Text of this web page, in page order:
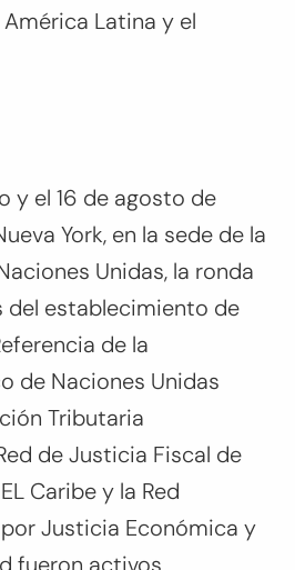
Latina y el
y el 16 de agosto de
York, en la sede de la
Unidas, la ronda
del establecimiento de
de la
de Naciones Unidas
Tributaria
de Justicia Fiscal de
Caribe y la Red
Justicia Económica y